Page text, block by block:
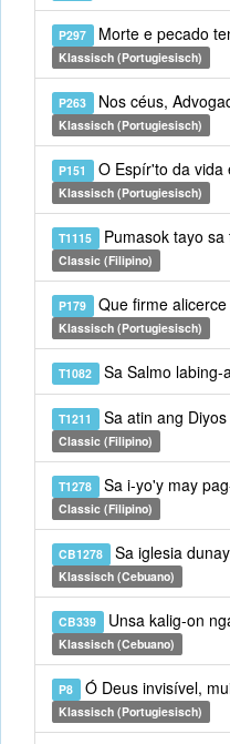
P297 Morte e pecado
Klassisch (Portugiesisch)
P263 Nos céus,
Klassisch (Portugiesisch)
P151 O Espír'to da vida
Klassisch (Portugiesisch)
T1115 Pumasok tayo sa
Classic (Filipino)
P179 Que firme alicerce
Klassisch (Portugiesisch)
T1082 Sa Salmo labing-
T1211 Sa atin ang
Classic (Filipino)
T1278 Sa i-yo'y may
Classic (Filipino)
CB1278 Sa iglesia
Klassisch (Cebuano)
CB339 Unsa kalig-on
Klassisch (Cebuano)
P8 Ó Deus invisível,
Klassisch (Portugiesisch)